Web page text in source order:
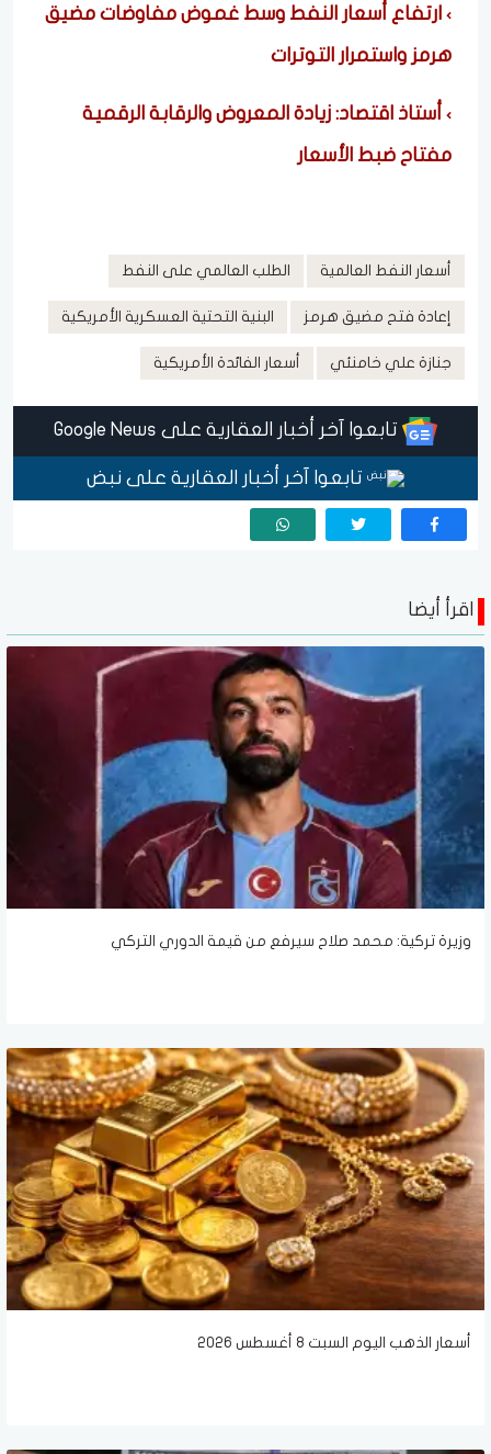
ارتفاع أسعار النفط وسط غموض مفاوضات مضيق
هرمز واستمرار التوترات
أستاذ اقتصاد: زيادة المعروض والرقابة الرقمية
مفتاح ضبط الأسعار
أسعار النفط العالمية الطلب العالمي على النفط
إعادة فتح مضيق هرمز البنية التحتية العسكرية الأمريكية
جنازة علي خامنئي أسعار الفائدة الأمريكية
تابعوا آخر أخبار العقارية على Google News
تابعوا آخر أخبار العقارية على نبض
اقرأ أيضا
وزيرة تركية: محمد صلاح سيرفع من قيمة الدوري التركي
أسعار الذهب اليوم السبت 8 أغسطس 2026